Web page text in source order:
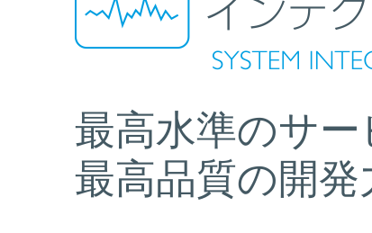
最高水準のサー
最高品質の開発